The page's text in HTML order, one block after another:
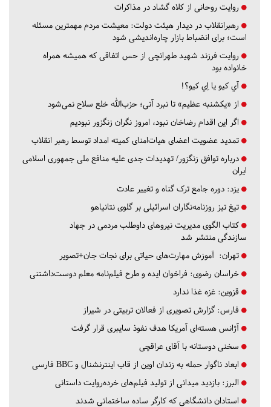
روایت روحانی از کلاه گشاد در مذاکرات
رهبرانقلاب در دیدار هیئت دولت: معیشت مردم مهمترین مسئله
است؛ برای انضباط بازار چاره‌اندیشی شود
روایت فرزند شهید طهرانچی از حس اتفاقی که همیشه همراه
خانواده بود
آي كيو يا اِي كيو؟!
از «یکشنبه عظیم» تا نبرد آتی؛ حزب‌الله خلع سلاح نمی‌شود
اگر این اقدام رضاخان نبود، امروز نگران زنگزور نبودیم
تمدید عضویت اعضای هیات‌امنای کمیته امداد توسط رهبر انقلاب
درباره توافق زنگزور/ تهدیدات جدی علیه منافع ملی جمهوری اسلامی
ایران
یزد: دوره جامع ترک گناه و تغییر عادت
تیغ تیز روزنامه‌نگاران اسرائیلی بر گلوی نتانیاهو
کتاب الگوی مدیریت نیروهای داوطلب مردمی در جهاد
سازندگی منتشر شد
تهران: آموزش مهارت‌های حیاتی برای نجات جان+تصویر
خراسان رضوی: فراخوان ایده و طرح فیلم‌نامه معلم دوست‌داشتنی
قزوین: غزه غذا ندارد
فارس: گزارش تصویری از فعالان تربیتی در شیراز
آژانس هسته‌ای آمریکا هدف نفوذ سایبری قرار گرفت
سخنی دوستانه با آقای عراقچی
ابعاد ناگوار حمله به زندان اوین از قاب اینترنشنال و BBC فارسی
البرز: بازدید میدانی از تولید فیلم‌های خرده‌روایت داستانی
استادان دانشگاهی که کارگر ساده ساختمانی شدند